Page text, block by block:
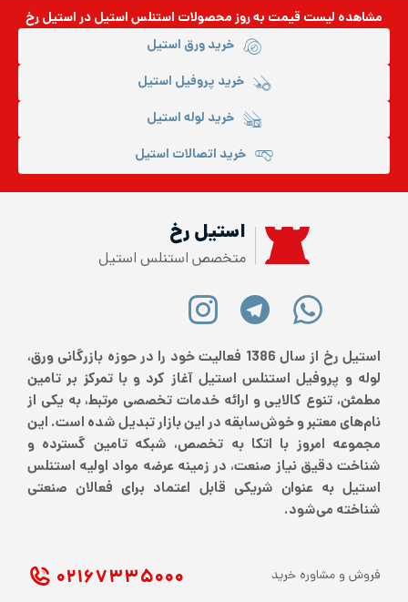
مشاهده لیست قیمت به روزمحصولات استنلس استیلدر استیل رخ
خرید ورق استیل
خرید پروفیل استیل
خرید لوله استیل
خرید اتصالات استیل
استیل رخ
متخصص استنلس استیل
استیل رخ از سال 1386 فعالیت خود را در حوزه بازرگانی ورق،
لوله و پروفیل استنلس استیل آغاز کرد و با تمرکز بر تامین
مطمئن، تنوع کالایی و ارائه خدمات تخصصی مرتبط، به یکی از
نام‌های معتبر و خوش‌سابقه در این بازار تبدیل شده است. این
مجموعه امروز با اتکا به تخصص، شبکه تامین گسترده و
شناخت دقیق نیاز صنعت، در زمینه عرضه مواد اولیه استنلس
استیل به عنوان شریکی قابل اعتماد برای فعالان صنعتی
شناخته می‌شود.
فروش و مشاوره خرید ۰۲۱ ۶۷۳۳۵۰۰۰